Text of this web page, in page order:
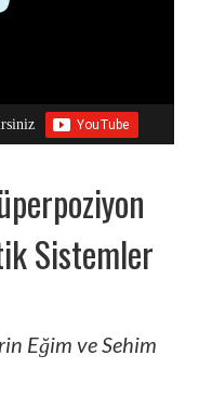
Sistemler
Eğim ve Sehim